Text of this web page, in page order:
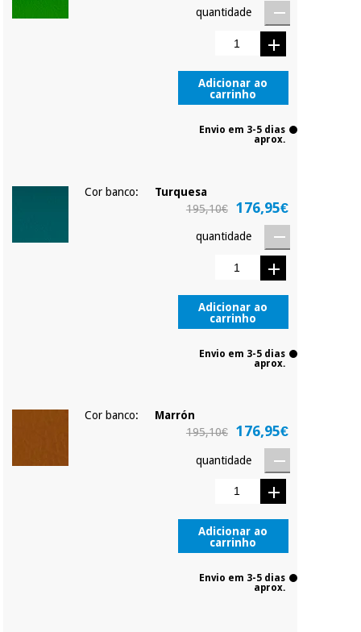
quantidade
Adicionar ao
carrinho
Envio em 3-5 dias
aprox.
Cor banco:
Turquesa
195,10€
176,95€
quantidade
Adicionar ao
carrinho
Envio em 3-5 dias
aprox.
Cor banco:
Marrón
195,10€
176,95€
quantidade
Adicionar ao
carrinho
Envio em 3-5 dias
aprox.